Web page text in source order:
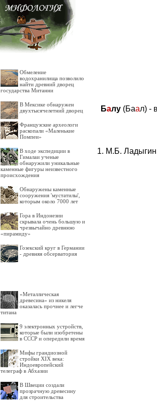
Обмеление
водохранилища позволило
найти древний дворец
государства Митанни
В Мексике обнаружен
двухтысячелетний дворец
Французские археологи
раскопали «Маленькие
Помпеи»
В ходе экспедиции в
Гималаи ученые
обнаружили уникальные
каменные фигуры неизвестного
происхождения
Обнаружены каменные
сооружения 'мустатилы',
которым около 7000 лет
Гора в Индонезии
скрывала очень большую и
чрезвычайно древнюю
«пирамиду»
Гозекский круг в Германии
- древняя обсерватория
«Металлическая
древесина» из никеля
оказалась прочнее и легче
титана
9 электронных устройств,
которые были изобретены
в СССР и опередили время
Мифы грандиозной
стройки XIX века:
Индоевропейский
телеграф в Абхазии
В Швеции создали
прозрачную древесину
для строительства
Балу (Баал) -
М.Б.